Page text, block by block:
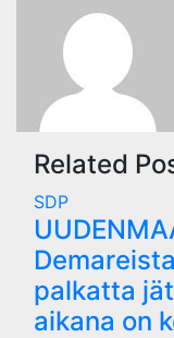
Related
SDP
palkatta
aikana on